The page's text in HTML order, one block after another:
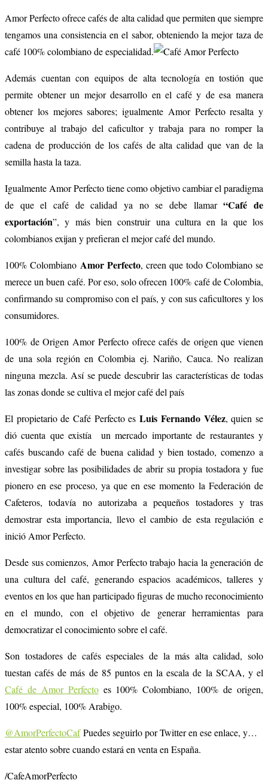
Amor Perfecto ofrece cafés de alta calidad que permiten que siempre
tengamos una consistencia en el sabor, obteniendo la mejor taza de
café 100% colombiano de especialidad.
Además cuentan con equipos de alta tecnología en tostión que
permite obtener un mejor desarrollo en el café y de esa manera
obtener los mejores sabores; igualmente Amor Perfecto resalta y
contribuye al trabajo del caficultor y trabaja para no romper la
cadena de producción de los cafés de alta calidad que van de la
semilla hasta la taza.
Igualmente Amor Perfecto tiene como objetivo cambiar el paradigma
de que el café de calidad ya no se debe llamar“Café de
exportación”, y más bien construir una cultura en la que los
colombianos exijan y prefieran el mejor café del mundo.
100% Colombiano Amor Perfecto, creen que todo Colombiano se
merece un buen café. Por eso, solo ofrecen 100% café de Colombia,
confirmando su compromiso con el país, y con sus caficultores y los
consumidores.
100% de Origen Amor Perfecto ofrece cafés de origen que vienen
de una sola región en Colombia ej. Nariño, Cauca. No realizan
ninguna mezcla. Así se puede descubrir las características de todas
las zonas donde se cultiva el mejor café del país
El propietario de Café Perfecto esLuis Fernando Vélez, quien se
dió cuenta que existía un mercado importante de restaurantes y
cafés buscando café de buena calidad y bien tostado, comenzo a
investigar sobre las posibilidades de abrir su propia tostadora y fue
pionero en ese proceso, ya que en ese momento la Federación de
Cafeteros, todavía no autorizaba a pequeños tostadores y tras
demostrar esta importancia, llevo el cambio de esta regulación e
inició Amor Perfecto.
Desde sus comienzos, Amor Perfecto trabajo hacia la generación de
una cultura del café, generando espacios académicos, talleres y
eventos en los que han participado figuras de mucho reconocimiento
en el mundo, con el objetivo de generar herramientas para
democratizar el conocimiento sobre el café.
Son tostadores de cafés especiales de la más alta calidad, solo
tuestan cafés de ​​más de 85 puntos en la escala de la SCAA, y el
Café de Amor Perfectoes 100% Colombiano, 100% de origen,
100% especial, 100% Arabigo.
@AmorPerfectoCafPuedes seguirlo por Twitter en ese enlace, y…
estar atento sobre cuando estará en venta en España.
/CafeAmorPerfecto